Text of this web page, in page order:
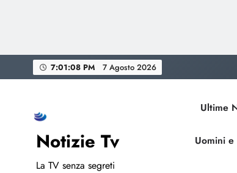
to
7:01:09 PM 7 Agosto 2026
Notizie Tv
La TV senza segreti
Ultime
Uomini e